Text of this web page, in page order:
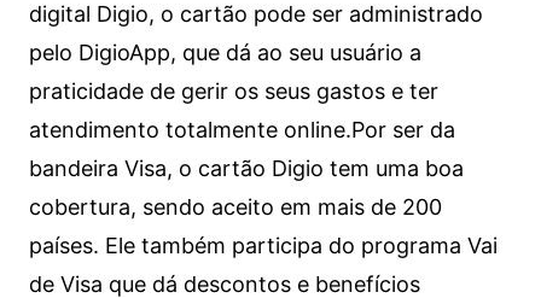
digital Digio, o cartão pode ser administrado
pelo DigioApp, que dá ao seu usuário a
praticidade de gerir os seus gastos e ter
atendimento totalmente online.Por ser da
bandeira Visa, o cartão Digio tem uma boa
cobertura, sendo aceito em mais de 200
países. Ele também participa do programa Vai
de Visa que dá descontos e benefícios